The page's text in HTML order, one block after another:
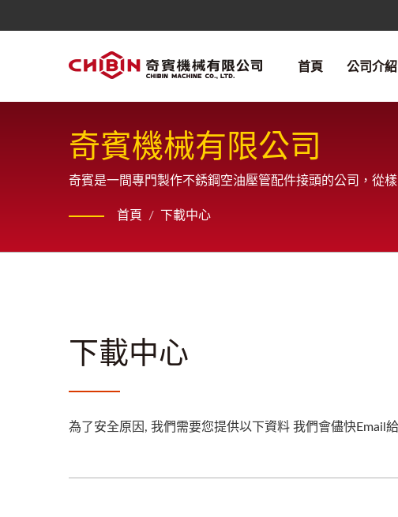
首頁 公司介紹
奇賓機械有限公司
奇賓是一間專門製作不銹鋼空油壓管配件接頭的公司，從
首頁 / 下載中心
下載中心
為了安全原因, 我們需要您提供以下資料 我們會儘快Email